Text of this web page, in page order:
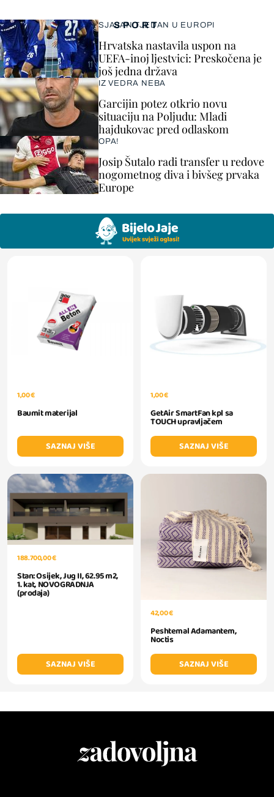
SPORT
SJAJAN TJEDAN U EUROPI
Hrvatska nastavila uspon na
UEFA-inoj ljestvici: Preskočena je
još jedna država
IZ VEDRA NEBA
Garcijin potez otkrio novu
situaciju na Poljudu: Mladi
hajdukovac pred odlaskom
OPA!
Josip Šutalo radi transfer u redove
nogometnog diva i bivšeg prvaka
Europe
1,00 €
Baumit materijal
SAZNAJ VIŠE
1,00 €
GetAir SmartFan kpl sa
TOUCH upravljačem
SAZNAJ VIŠE
188.700,00 €
Stan: Osijek, Jug II, 62.95 m2,
1. kat, NOVOGRADNJA
(prodaja)
SAZNAJ VIŠE
42,00 €
Peshtemal Adamantem,
Noctis
SAZNAJ VIŠE